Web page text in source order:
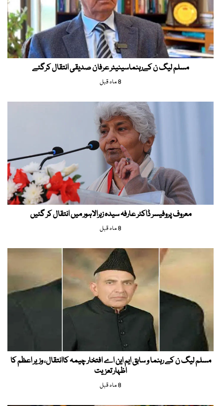
مسلم لیگ ن کےرہنماسینیٹر عرفان صدیقی انتقال کرگئے
8 ماہ قبل
معروف پروفیسر ڈاکٹر عارفہ سیدہ زہرالاہور میں انتقال کر گئیں
8 ماہ قبل
مسلم لیگ ن کے رہنما و سابق ایم این اے افتخار چیمہ کاانتقال، وزیر اعظم کا
اظہار تعزیت
8 ماہ قبل